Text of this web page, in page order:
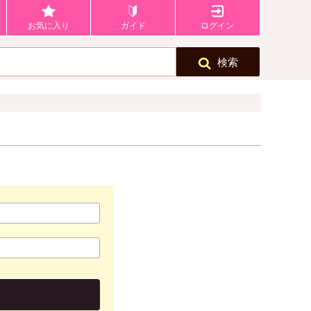
お気に入り ガイド ログイン
検索